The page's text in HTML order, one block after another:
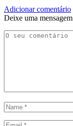
Adicionar comentário
Deixe uma mensagem